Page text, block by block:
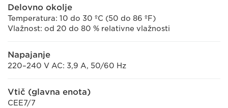
Delovno okolje
Temperatura: 10 do 30 ºC (50 do 86 ºF)
Vlažnost: od 20 do 80 % relativne vlažnosti
Napajanje
220–240 V AC: 3,9 A, 50/60 Hz
Vtič (glavna enota)
CEE7/7